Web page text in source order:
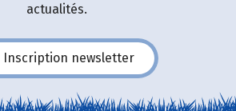
actualités.
Inscription newsletter